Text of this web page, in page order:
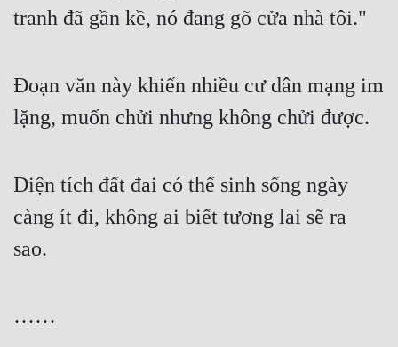
tranh đã gần kề, nó đang gõ cửa nhà tôi."
Đoạn văn này khiến nhiều cư dân mạng im
lặng, muốn chửi nhưng không chửi được.
Diện tích đất đai có thể sinh sống ngày
càng ít đi, không ai biết tương lai sẽ ra
sao.
……